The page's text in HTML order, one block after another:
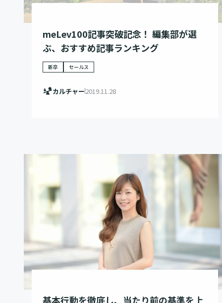
meLev100記事突破記念！ 編集部が選
ぶ、おすすめ記事ランキング
新卒 セールス
カルチャー2019.11.28
基本行動を徹底し、当たり前の基準を上